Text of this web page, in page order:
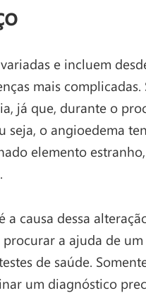
e incluem
mais complicadas.
já que, durante o
seja, o angioedema
elemento
causa dessa
a ajuda de
de saúde.
um diagnóstico